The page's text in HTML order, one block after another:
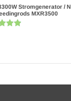
Stromgenerator /
MXR3500